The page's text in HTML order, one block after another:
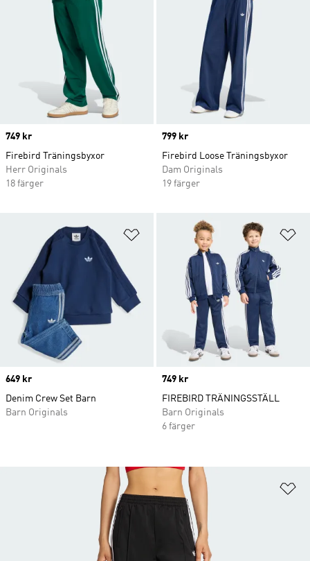
Price
749 kr
Firebird Träningsbyxor
Herr Originals
18 färger
Price
799 kr
Firebird Loose Träningsbyxor
Dam Originals
19 färger
Lägg till på önskelistan
Price
649 kr
Denim Crew Set Barn
Barn Originals
Price
749 kr
FIREBIRD TRÄNINGSSTÄLL
Barn Originals
6 färger